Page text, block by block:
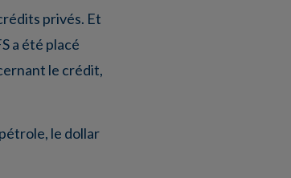
privés. Et
a été placé
le crédit,
le dollar